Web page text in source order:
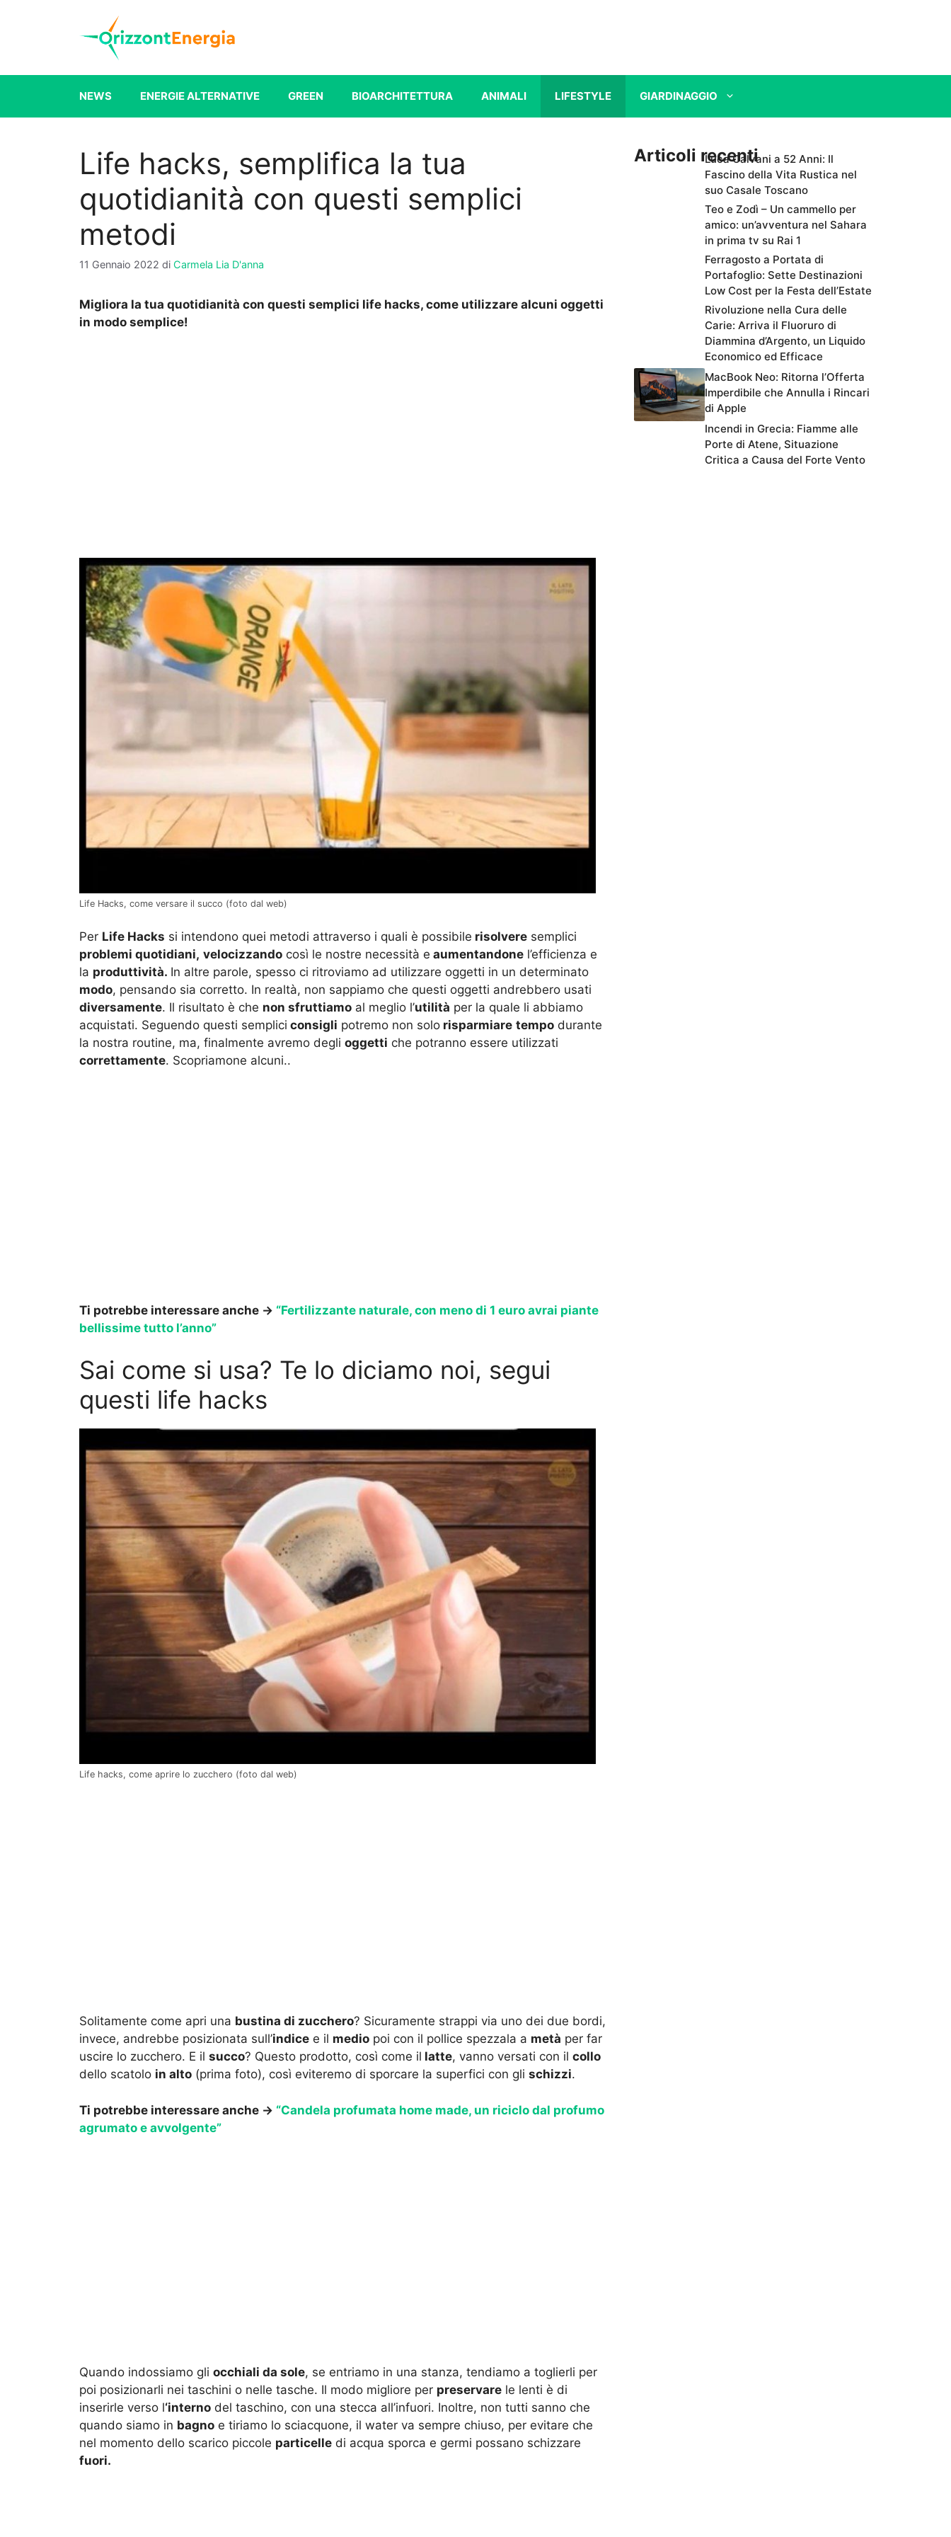
NEWS ENERGIE ALTERNATIVE GREEN BIOARCHITETTURA ANIMALI LIFESTYLE GIARDINAGGIO
Life hacks, semplifica la tua
quotidianità con questi semplici
metodi
11 Gennaio 2022 di Carmela Lia D'anna
Migliora la tua quotidianità con questi semplici life hacks, come utilizzare alcuni oggetti
in modo semplice!
Life Hacks, come versare il succo (foto dal web)
Per Life Hacks si intendono quei metodi attraverso i quali è possibile risolvere semplici
problemi quotidiani, velocizzando così le nostre necessità e aumentandone l’efficienza e
la produttività. In altre parole, spesso ci ritroviamo ad utilizzare oggetti in un determinato
modo, pensando sia corretto. In realtà, non sappiamo che questi oggetti andrebbero usati
diversamente. Il risultato è che non sfruttiamo al meglio l’utilità per la quale li abbiamo
acquistati. Seguendo questi semplici consigli potremo non solo risparmiare tempo durante
la nostra routine, ma, finalmente avremo degli oggetti che potranno essere utilizzati
correttamente. Scopriamone alcuni..
Ti potrebbe interessare anche -> “Fertilizzante naturale, con meno di 1 euro avrai piante
bellissime tutto l’anno”
Sai come si usa? Te lo diciamo noi, segui
questi life hacks
Life hacks, come aprire lo zucchero (foto dal web)
Solitamente come apri una bustina di zucchero? Sicuramente strappi via uno dei due bordi,
invece, andrebbe posizionata sull’indice e il medio poi con il pollice spezzala a metà per far
uscire lo zucchero. E il succo? Questo prodotto, così come il latte, vanno versati con il collo
dello scatolo in alto (prima foto), così eviteremo di sporcare la superfici con gli schizzi.
Ti potrebbe interessare anche -> “Candela profumata home made, un riciclo dal profumo
agrumato e avvolgente”
Quando indossiamo gli occhiali da sole, se entriamo in una stanza, tendiamo a toglierli per
poi posizionarli nei taschini o nelle tasche. Il modo migliore per preservare le lenti è di
inserirle verso l‘interno del taschino, con una stecca all’infuori. Inoltre, non tutti sanno che
quando siamo in bagno e tiriamo lo sciacquone, il water va sempre chiuso, per evitare che
nel momento dello scarico piccole particelle di acqua sporca e germi possano schizzare
fuori.
Articoli recentiLuca Calvani a 52 Anni: Il
Fascino della Vita Rustica nel
suo Casale Toscano
Teo e Zodì – Un cammello per
amico: un’avventura nel Sahara
in prima tv su Rai 1
Ferragosto a Portata di
Portafoglio: Sette Destinazioni
Low Cost per la Festa dell’Estate
Rivoluzione nella Cura delle
Carie: Arriva il Fluoruro di
Diammina d’Argento, un Liquido
Economico ed Efficace
MacBook Neo: Ritorna l’Offerta
Imperdibile che Annulla i Rincari
di Apple
Incendi in Grecia: Fiamme alle
Porte di Atene, Situazione
Critica a Causa del Forte Vento